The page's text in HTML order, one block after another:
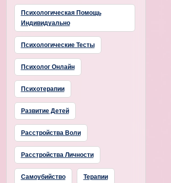
Психологическая Помощь
Индивидуально
Психологические Тесты
Психолог Онлайн
Психотерапии
Развитие Детей
Расстройства Воли
Расстройства Личности
Самоубийство Терапии